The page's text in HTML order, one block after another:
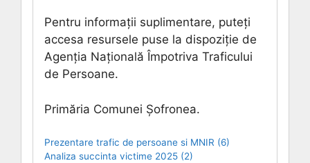
Pentru informații suplimentare, puteți
accesa resursele puse la dispoziție de
Agenția Națională Împotriva Traficului
de Persoane.
Primăria Comunei Șofronea.
Prezentare trafic de persoane si MNIR (6)
Analiza succinta victime 2025 (2)